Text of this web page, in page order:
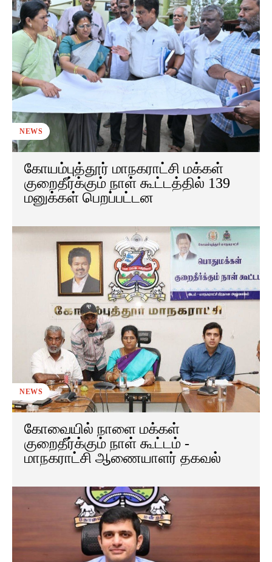
NEWS
கோயம்புத்தூர் மாநகராட்சி மக்கள்
குறைதீர்க்கும் நாள் கூட்டத்தில் 139
மனுக்கள் பெறப்பட்டன
NEWS
கோவையில் நாளை மக்கள்
குறைதீர்க்கும் நாள் கூட்டம் -
மாநகராட்சி ஆணையாளர் தகவல்